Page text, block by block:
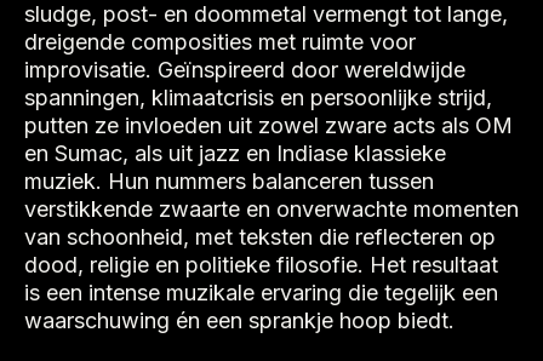
sludge, post- en doommetal vermengt tot lange,
dreigende composities met ruimte voor
improvisatie. Geïnspireerd door wereldwijde
spanningen, klimaatcrisis en persoonlijke strijd,
putten ze invloeden uit zowel zware acts als OM
en Sumac, als uit jazz en Indiase klassieke
muziek. Hun nummers balanceren tussen
verstikkende zwaarte en onverwachte momenten
van schoonheid, met teksten die reflecteren op
dood, religie en politieke filosofie. Het resultaat
is een intense muzikale ervaring die tegelijk een
waarschuwing én een sprankje hoop biedt.